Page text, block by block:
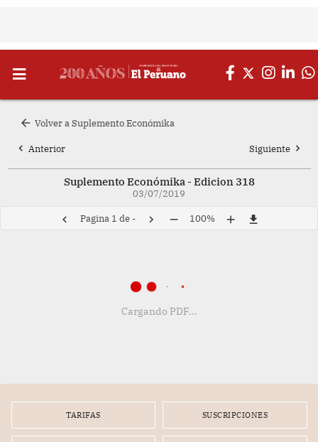
arrow_back Volver a Suplemento Económika
chevron_left Anterior Siguiente chevron_right
Suplemento Económika - Edicion 318
03/07/2019
chevron_left Pagina 1 de- chevron_right remove 100% add file_download
Cargando PDF...
TARIFAS SUSCRIPCIONES